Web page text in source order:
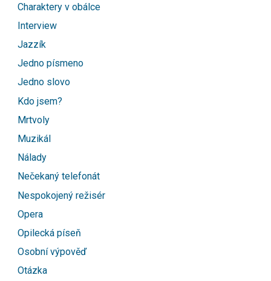
Charaktery v obálce
Interview
Jazzík
Jedno písmeno
Jedno slovo
Kdo jsem?
Mrtvoly
Muzikál
Nálady
Nečekaný telefonát
Nespokojený režisér
Opera
Opilecká píseň
Osobní výpověď
Otázka